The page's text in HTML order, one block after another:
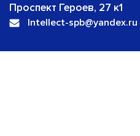
Проспект Героев, 27 к1
Intellect-spb@yandex.ru